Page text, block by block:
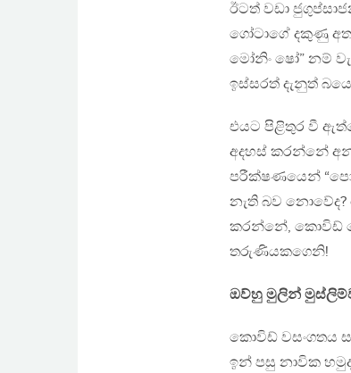
ඊටත් වඩා
ගෝටාගේ දකුණු
මෝනිං ෂෝ” නම්
ඉස්සරත් දැනුත්
එයට පිළිතුර වී
අදහස් කරන්නේ
පරීක්ෂණයෙන්
නැති බව නොවේද?
කරන්නේ, කොවිඩ්
තරුණියකගෙනි!
ඔව්හු මුලින්
කොවිඩ් වසංගතය
ඉන් පසු නාවික